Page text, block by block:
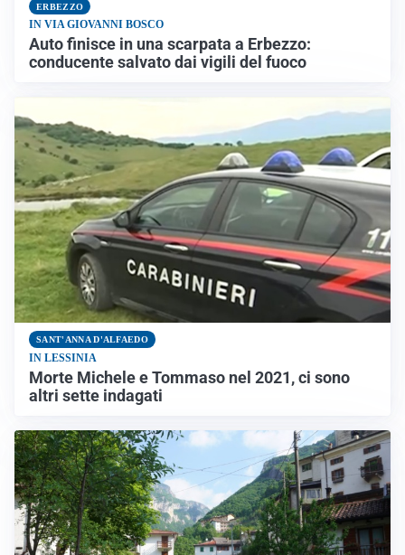
ERBEZZO
IN VIA GIOVANNI BOSCO
Auto finisce in una scarpata a Erbezzo:
conducente salvato dai vigili del fuoco
SANT'ANNA D'ALFAEDO
IN LESSINIA
Morte Michele e Tommaso nel 2021, ci sono
altri sette indagati